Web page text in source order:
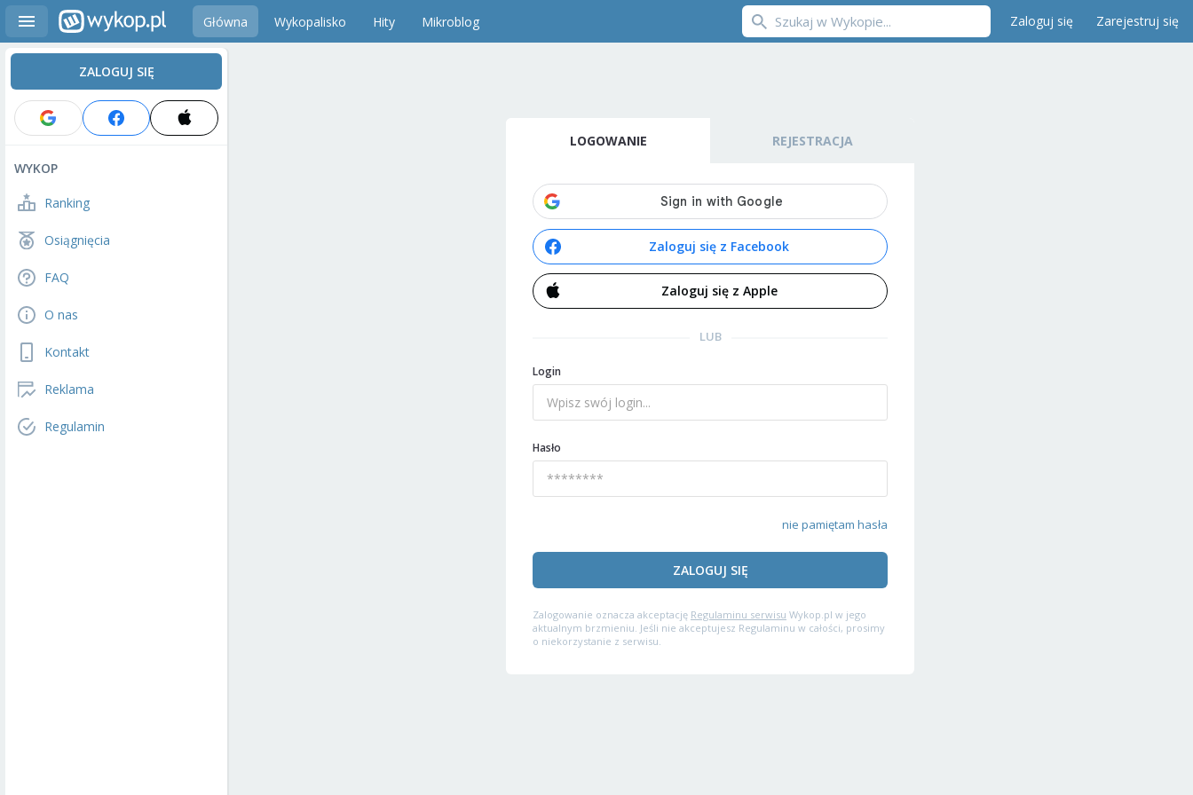
Główna Wykopalisko Hity Mikroblog Zaloguj się Zarejestruj się
ZALOGUJ SIĘ
WYKOP
Ranking
Osiągnięcia
FAQ
O nas
Kontakt
Reklama
Regulamin
LOGOWANIE REJESTRACJA
Zaloguj się z Facebook
Zaloguj się z Apple
LUB
Login
Hasło
nie pamiętam hasła
ZALOGUJ SIĘ
Zalogowanie oznacza akceptację Regulaminu serwisu Wykop.pl w jego
aktualnym brzmieniu. Jeśli nie akceptujesz Regulaminu w całości, prosimy
o niekorzystanie z serwisu.